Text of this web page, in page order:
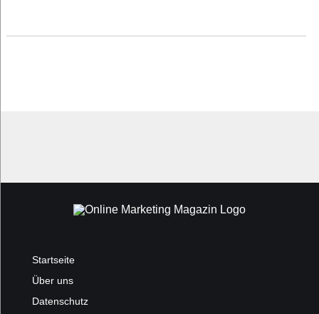
Startseite
Über uns
Datenschutz